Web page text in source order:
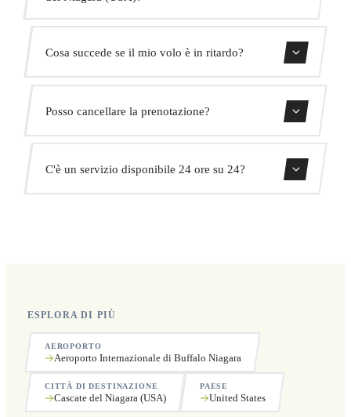
Cosa succede se il mio volo è in ritardo?
adatterà automaticamente l'orario di ritiro senza costi
aggiuntivi.
Posso cancellare la prenotazione?
Sì, puoi cancellare gratuitamente fino a 24 ore prima del
ritiro.
C'è un servizio disponibile 24 ore su 24?
ESPLORA DI PIÙ
AEROPORTO
Aeroporto Internazionale di Buffalo Niagara
CITTÀ DI DESTINAZIONE
Cascate del Niagara (USA)
PAESE
United States